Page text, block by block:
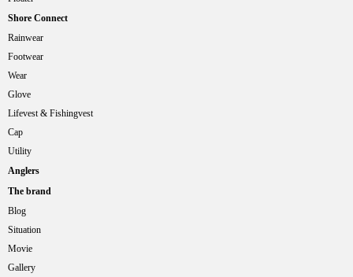
Shore Connect
Rainwear
Footwear
Wear
Glove
Lifevest & Fishingvest
Cap
Utility
Anglers
The brand
Blog
Situation
Movie
Gallery